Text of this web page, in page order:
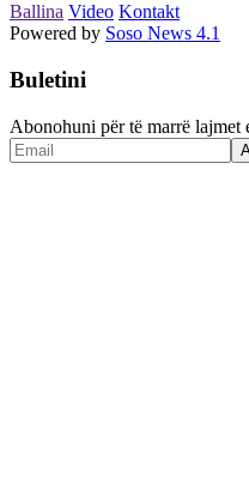
Ballina Video Kontakt
Powered by Soso News 4.1
Buletini
Abonohuni për të marrë lajmet